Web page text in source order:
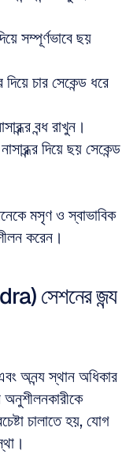
সম্পূর্ণভাবে ছয়
চার সেকেন্ড ধরে
বন্ধ রাখুন।
দিয়ে ছয় সেকেন্ড
মসৃণ ও স্বাভাবিক
করেন।
সেশনের জন্য
অনন্য স্থান অধিকার
চালাতে হয়, যোগ